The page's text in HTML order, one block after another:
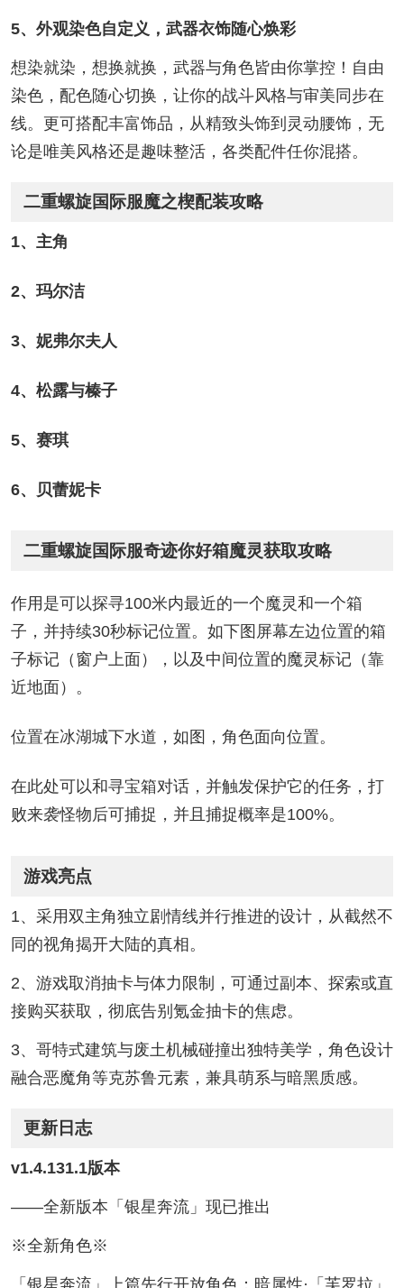
5、外观染色自定义，武器衣饰随心焕彩
想染就染，想换就换，武器与角色皆由你掌控！自由
染色，配色随心切换，让你的战斗风格与审美同步在
线。更可搭配丰富饰品，从精致头饰到灵动腰饰，无
论是唯美风格还是趣味整活，各类配件任你混搭。
二重螺旋国际服魔之楔配装攻略
1、主角
2、玛尔洁
3、妮弗尔夫人
4、松露与榛子
5、赛琪
6、贝蕾妮卡
二重螺旋国际服奇迹你好箱魔灵获取攻略
作用是可以探寻100米内最近的一个魔灵和一个箱
子，并持续30秒标记位置。如下图屏幕左边位置的箱
子标记（窗户上面），以及中间位置的魔灵标记（靠
近地面）。
位置在冰湖城下水道，如图，角色面向位置。
在此处可以和寻宝箱对话，并触发保护它的任务，打
败来袭怪物后可捕捉，并且捕捉概率是100%。
游戏亮点
1、采用双主角独立剧情线并行推进的设计，从截然不
同的视角揭开大陆的真相。
2、游戏取消抽卡与体力限制，可通过副本、探索或直
接购买获取，彻底告别氪金抽卡的焦虑。
3、哥特式建筑与废土机械碰撞出独特美学，角色设计
融合恶魔角等克苏鲁元素，兼具萌系与暗黑质感。
更新日志
v1.4.131.1版本
——全新版本「银星奔流」现已推出
※全新角色※
「银星奔流」上篇先行开放角色：暗属性·「芙罗拉」